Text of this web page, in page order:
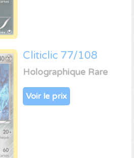
Cliticlic 77/108
Holographique Rare
Voir le prix